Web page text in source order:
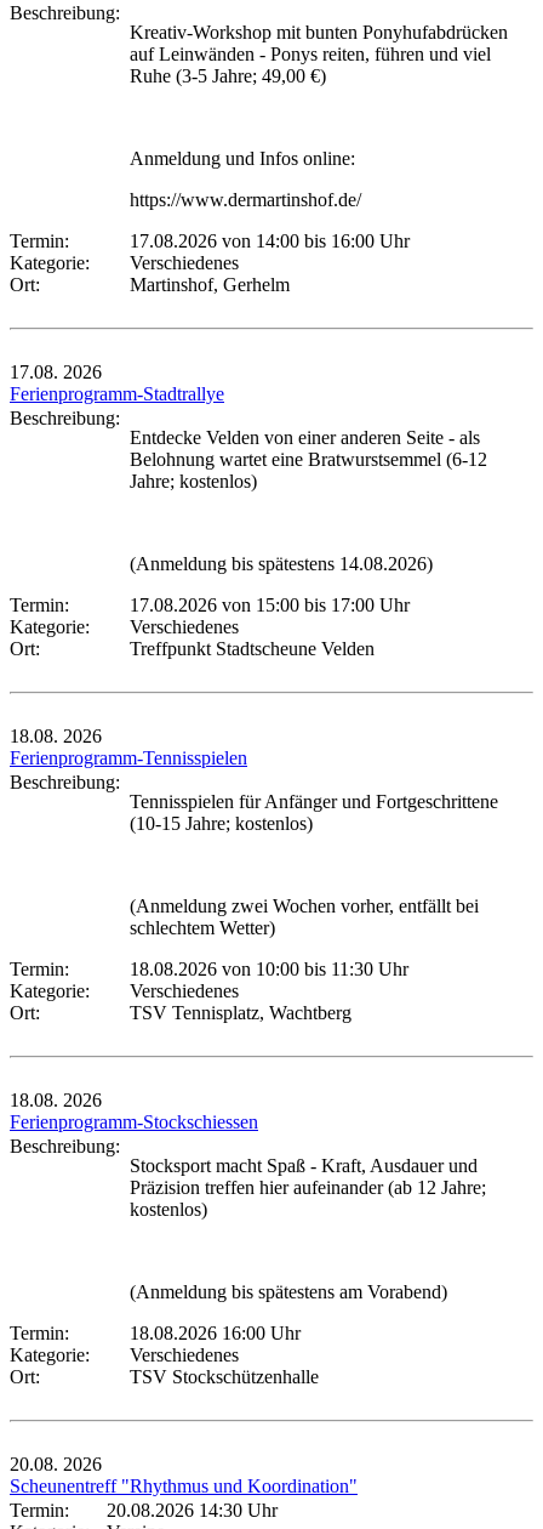
Beschreibung:
Kreativ-Workshop mit bunten Ponyhufabdrücken
auf Leinwänden - Ponys reiten, führen und viel
Ruhe (3-5 Jahre; 49,00 €)
Anmeldung und Infos online:
https://www.dermartinshof.de/
Termin:
17.08.2026 von 14:00 bis 16:00 Uhr
Kategorie:
Verschiedenes
Ort:
Martinshof, Gerhelm
17.08. 2026
Ferienprogramm-Stadtrallye
Beschreibung:
Entdecke Velden von einer anderen Seite - als
Belohnung wartet eine Bratwurstsemmel (6-12
Jahre; kostenlos)
(Anmeldung bis spätestens 14.08.2026)
Termin:
17.08.2026 von 15:00 bis 17:00 Uhr
Kategorie:
Verschiedenes
Ort:
Treffpunkt Stadtscheune Velden
18.08. 2026
Ferienprogramm-Tennisspielen
Beschreibung:
Tennisspielen für Anfänger und Fortgeschrittene
(10-15 Jahre; kostenlos)
(Anmeldung zwei Wochen vorher, entfällt bei
schlechtem Wetter)
Termin:
18.08.2026 von 10:00 bis 11:30 Uhr
Kategorie:
Verschiedenes
Ort:
TSV Tennisplatz, Wachtberg
18.08. 2026
Ferienprogramm-Stockschiessen
Beschreibung:
Stocksport macht Spaß - Kraft, Ausdauer und
Präzision treffen hier aufeinander (ab 12 Jahre;
kostenlos)
(Anmeldung bis spätestens am Vorabend)
Termin:
18.08.2026 16:00 Uhr
Kategorie:
Verschiedenes
Ort:
TSV Stockschützenhalle
20.08. 2026
Scheunentreff "Rhythmus und Koordination"
Termin:
20.08.2026 14:30 Uhr